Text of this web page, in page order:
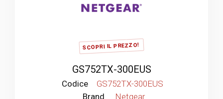
SCOPRI IL PREZZO!
GS752TX-300EUS
Codice
GS752TX-300EUS
Brand
Netgear